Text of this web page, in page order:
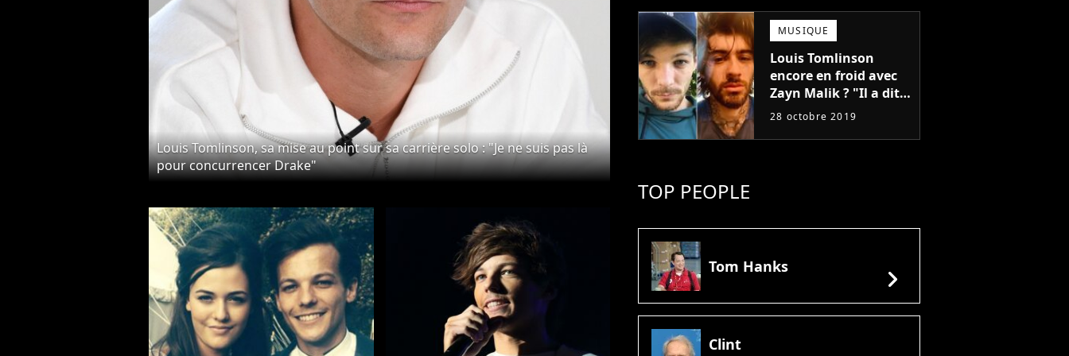
Louis Tomlinson, sa mise au point sur sa carrière solo : "Je ne suis pas là
pour concurrencer Drake"
MUSIQUE
Louis Tomlinson
encore en froid avec
Zayn Malik ? "Il a dit
beaucoup de m*rdes
28 octobre 2019
TOP PEOPLE
Tom Hanks chevron_right
Clint